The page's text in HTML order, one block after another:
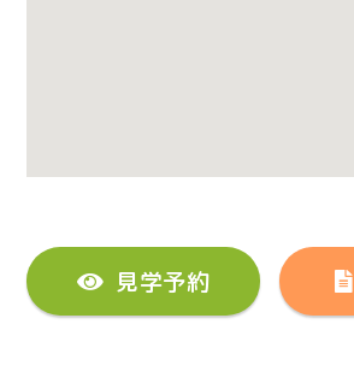
見学予約